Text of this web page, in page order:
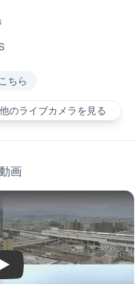
ちら
のライブカメラを見る
画
Play